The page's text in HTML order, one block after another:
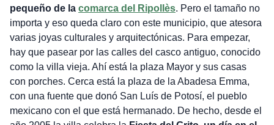
pequeño de la comarca del Ripollès. Pero el tamaño no
importa y eso queda claro con este municipio, que atesora
varias joyas culturales y arquitectónicas. Para empezar,
hay que pasear por las calles del casco antiguo, conocido
como la villa vieja. Ahí está la plaza Mayor y sus casas
con porches. Cerca está la plaza de la Abadesa Emma,
con una fuente que donó San Luís de Potosí, el pueblo
mexicano con el que está hermanado. De hecho, desde el